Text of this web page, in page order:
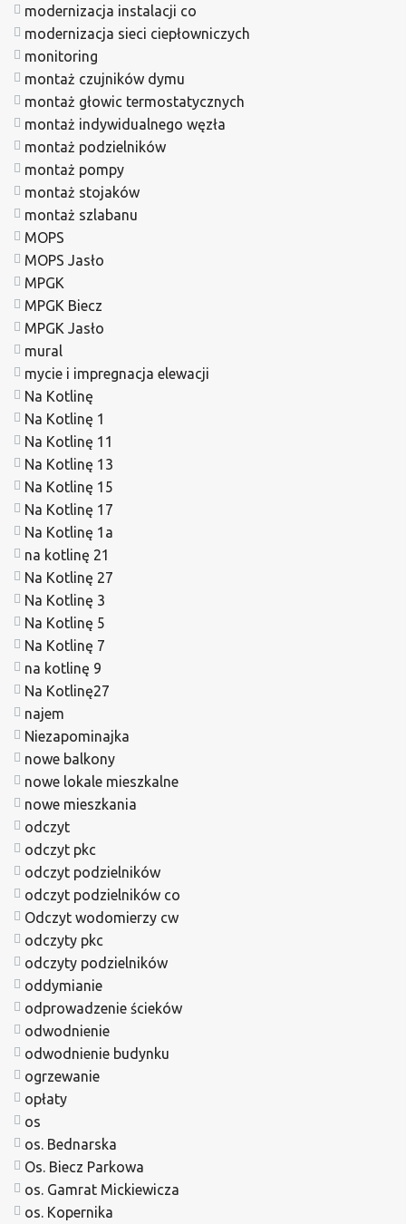
modernizacja instalacji co
modernizacja sieci ciepłowniczych
monitoring
montaż czujników dymu
montaż głowic termostatycznych
montaż indywidualnego węzła
montaż podzielników
montaż pompy
montaż stojaków
montaż szlabanu
MOPS
MOPS Jasło
MPGK
MPGK Biecz
MPGK Jasło
mural
mycie i impregnacja elewacji
Na Kotlinę
Na Kotlinę 1
Na Kotlinę 11
Na Kotlinę 13
Na Kotlinę 15
Na Kotlinę 17
Na Kotlinę 1a
na kotlinę 21
Na Kotlinę 27
Na Kotlinę 3
Na Kotlinę 5
Na Kotlinę 7
na kotlinę 9
Na Kotlinę27
najem
Niezapominajka
nowe balkony
nowe lokale mieszkalne
nowe mieszkania
odczyt
odczyt pkc
odczyt podzielników
odczyt podzielników co
Odczyt wodomierzy cw
odczyty pkc
odczyty podzielników
oddymianie
odprowadzenie ścieków
odwodnienie
odwodnienie budynku
ogrzewanie
opłaty
os
os. Bednarska
Os. Biecz Parkowa
os. Gamrat Mickiewicza
os. Kopernika